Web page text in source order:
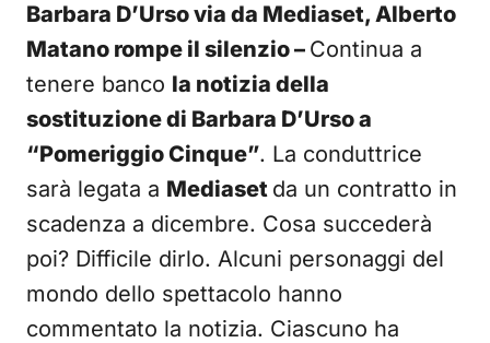
Barbara D’Urso via da Mediaset, Alberto
Matano rompe il silenzio – Continua a
tenere banco la notizia della
sostituzione di Barbara D’Urso a
“Pomeriggio Cinque”. La conduttrice
sarà legata a Mediaset da un contratto in
scadenza a dicembre. Cosa succederà
poi? Difficile dirlo. Alcuni personaggi del
mondo dello spettacolo hanno
commentato la notizia. Ciascuno ha